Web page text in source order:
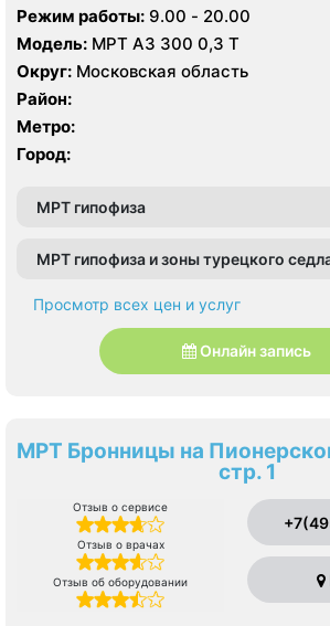
Режим работы: 9.00 - 20.00
Модель: МРТ АЗ 300 0,3 Т
Округ: Московская область
Район:
Метро:
Город:
МРТ гипофиза
МРТ гипофиза и зоны турецкого
Просмотр всех цен и услуг
Онлайн запись
МРТ Бронницы на
стр. 1
Отзыв о сервисе
Отзыв о врачах
Отзыв об оборудовании